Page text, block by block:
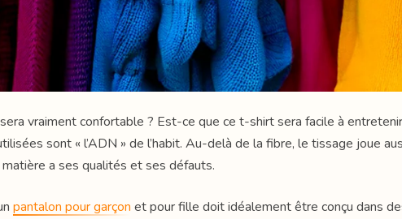
vraiment confortable ? Est-ce que ce t-shirt sera facile à
sont « l’ADN » de l’habit. Au-delà de la fibre, le tissage joue
matière a ses qualités et ses défauts.
pantalon pour garçon et pour fille doit idéalement être conçu dans